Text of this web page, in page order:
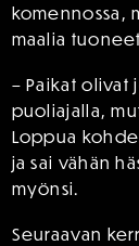
komennossa,
maalia
– Paikat olivat
puoliajalla,
Loppua
ja sai vähän
myönsi.
Seuraavan